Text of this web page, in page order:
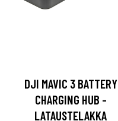
DJI MAVIC 3 BATTERY
CHARGING HUB -
LATAUSTELAKKA